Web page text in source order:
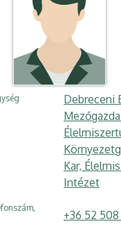
Debreceni
Kar,
Intézet
+36 52